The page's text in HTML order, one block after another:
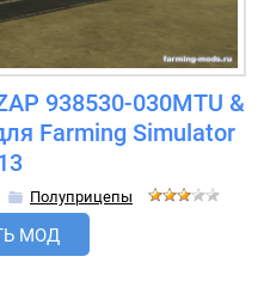
938530-030MTU &
Farming Simulator
Полуприцепы
МОД